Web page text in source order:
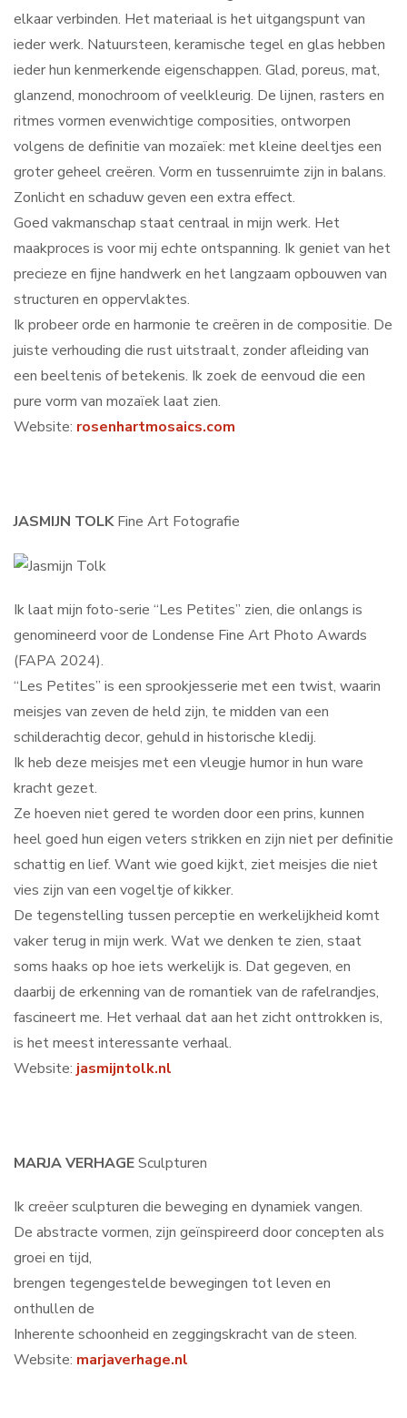
elkaar verbinden. Het materiaal is het uitgangspunt van
ieder werk. Natuursteen, keramische tegel en glas hebben
ieder hun kenmerkende eigenschappen. Glad, poreus, mat,
glanzend, monochroom of veelkleurig. De lijnen, rasters en
ritmes vormen evenwichtige composities, ontworpen
volgens de definitie van mozaïek: met kleine deeltjes een
groter geheel creëren. Vorm en tussenruimte zijn in balans.
Zonlicht en schaduw geven een extra effect.
Goed vakmanschap staat centraal in mijn werk. Het
maakproces is voor mij echte ontspanning. Ik geniet van het
precieze en fijne handwerk en het langzaam opbouwen van
structuren en oppervlaktes.
Ik probeer orde en harmonie te creëren in de compositie. De
juiste verhouding die rust uitstraalt, zonder afleiding van
een beeltenis of betekenis. Ik zoek de eenvoud die een
pure vorm van mozaïek laat zien.
Website: rosenhartmosaics.com
JASMIJN TOLKFine Art Fotografie
Ik laat mijn foto-serie “Les Petites” zien, die onlangs is
genomineerd voor de Londense Fine Art Photo Awards
(FAPA 2024).
“Les Petites” is een sprookjesserie met een twist, waarin
meisjes van zeven de held zijn, te midden van een
schilderachtig decor, gehuld in historische kledij.
Ik heb deze meisjes met een vleugje humor in hun ware
kracht gezet.
Ze hoeven niet gered te worden door een prins, kunnen
heel goed hun eigen veters strikken en zijn niet per definitie
schattig en lief. Want wie goed kijkt, ziet meisjes die niet
vies zijn van een vogeltje of kikker.
De tegenstelling tussen perceptie en werkelijkheid komt
vaker terug in mijn werk. Wat we denken te zien, staat
soms haaks op hoe iets werkelijk is. Dat gegeven, en
daarbij de erkenning van de romantiek van de rafelrandjes,
fascineert me. Het verhaal dat aan het zicht onttrokken is,
is het meest interessante verhaal.
Website:jasmijntolk.nl
MARJA VERHAGESculpturen
Ik creëer sculpturen die beweging en dynamiek vangen.
De abstracte vormen, zijn geïnspireerd door concepten als
groei en tijd,
brengen tegengestelde bewegingen tot leven en
onthullen de
Inherente schoonheid en zeggingskracht van de steen.
Website: marjaverhage.nl